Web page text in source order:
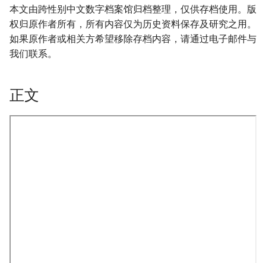
本文由跨性别中文数字档案馆归档整理，仅供存档使用。版
权归原作者所有，所有内容仅为历史资料保存及研究之用。
如果原作者或相关方希望移除存档内容，请通过电子邮件与
我们联系。
正文